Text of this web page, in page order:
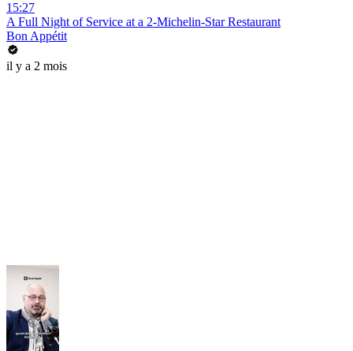
15:27
A Full Night of Service at a 2-Michelin-Star Restaurant
Bon Appétit
il y a 2 mois